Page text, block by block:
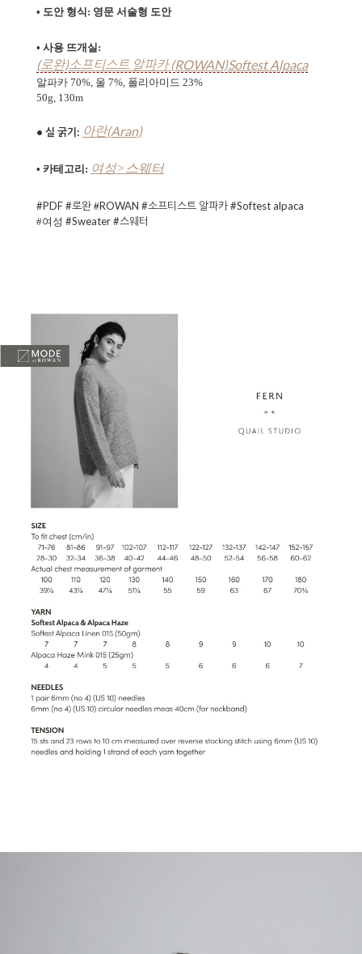
• 도안 형식: 영문 서술형 도안
• 사용 뜨개실:
(로완)소프티스트 알파카 (ROWAN)Softest Alpaca
알파카 70%, 울 7%, 폴리아미드 23%
50g, 130m
• 실 굵기: 아란(Aran)
• 카테고리: 여성>스웨터
#PDF #로완 #ROWAN #소프티스트 알파카 #Softest alpaca
#여성 #Sweater #스웨터